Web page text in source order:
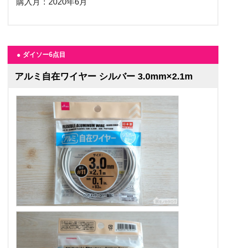
● ダイソー6点目
アルミ自在ワイヤー シルバー 3.0mm×2.1m